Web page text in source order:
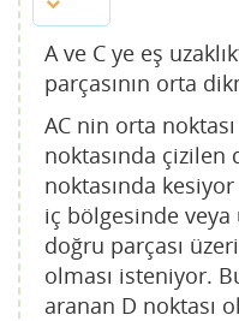
A ve C ye eş
parçasının orta
AC nin orta
noktasında
noktasında
iç bölgesinde
doğru parçası
olması isteniyor.
aranan D noktası